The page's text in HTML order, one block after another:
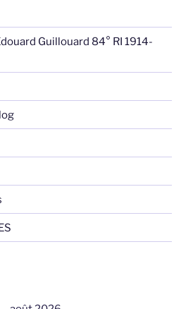
Guillouard 84° RI 1914-